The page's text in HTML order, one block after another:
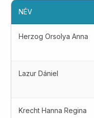
NÉV
Herzog Orsolya Anna
Lazur Dániel
Krecht Hanna Regina